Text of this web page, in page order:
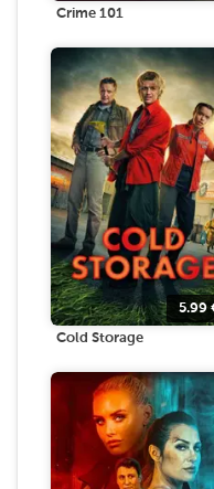
Crime 101
5.99
Cold Storage